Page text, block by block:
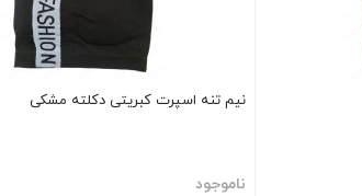
نیم تنه اسپرت کبریتی دکلته مشکی
ناموجود